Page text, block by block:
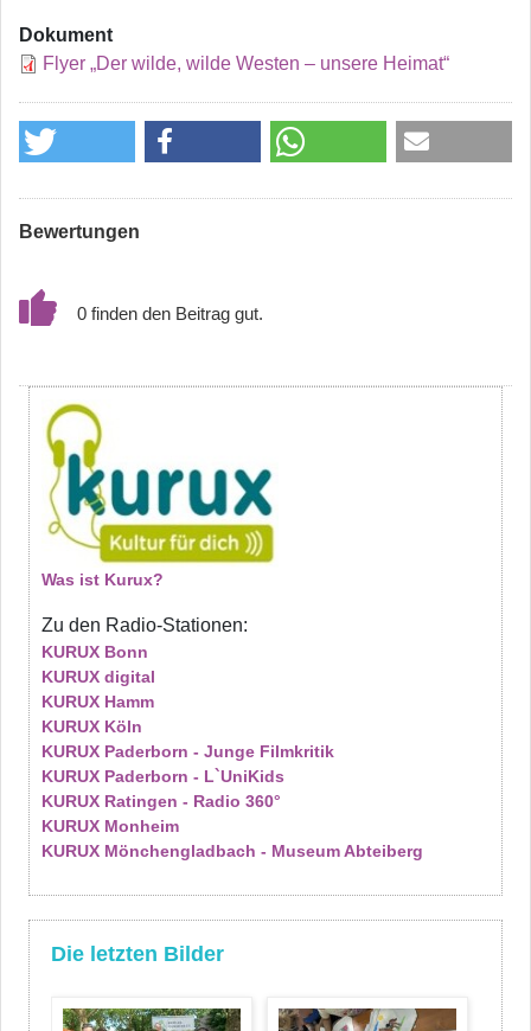
Dokument
Flyer „Der wilde, wilde Westen – unsere Heimat“
Bewertungen
0
Was ist Kurux?
Zu den Radio-Stationen:
KURUX Bonn
KURUX digital
KURUX Hamm
KURUX Köln
KURUX Paderborn - Junge Filmkritik
KURUX Paderborn - L`UniKids
KURUX Ratingen - Radio 360°
KURUX Monheim
KURUX Mönchengladbach - Museum Abteiberg
Die letzten Bilder